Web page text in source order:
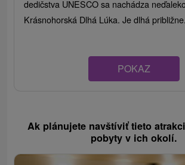
dedičstva UNESCO sa nachádza
Krásnohorská Dlhá Lúka. Je dlhá
POKAZ
Ak plánujete navštíviť tieto
pobyty v ich okolí.